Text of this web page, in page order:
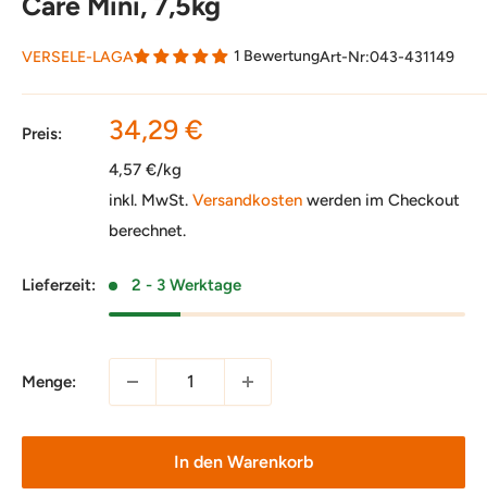
VERSELE-LAGA 1 BewertungArt-Nr:043-431149
Preis: Sonderpreis
34,29 €
4,57 €/kg
inkl. MwSt. Versandkosten werden im Checkout
berechnet.
Lieferzeit: 2 - 3 Werktage
Menge:
In den Warenkorb